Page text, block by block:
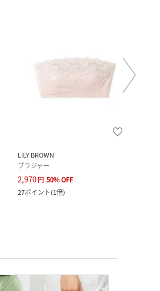
LILY BROWN
ブラジャー
2,970円 50%OFF
27ポイント(1倍)